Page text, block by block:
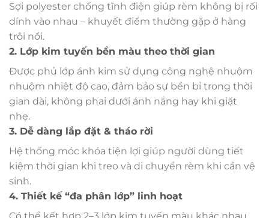
Sợi polyester chống tĩnh điện giúp rèm không bị rối
dính vào nhau – khuyết điểm thường gặp ở hàng
trôi nổi.
2. Lớp kim tuyến bền màu theo thời gian
Được phủ lớp ánh kim sử dụng công nghệ nhuộm
nhuộm nhiệt độ cao, đảm bảo sự bền bỉ trong thời
gian dài, không phai dưới ánh nắng hay khi giặt
nhẹ.
3. Dễ dàng lắp đặt & tháo rời
Hệ thống móc khóa tiện lợi giúp người dùng tiết
kiệm thời gian khi treo và di chuyển rèm khi cần vệ
sinh.
4. Thiết kế “đa phân lớp” linh hoạt